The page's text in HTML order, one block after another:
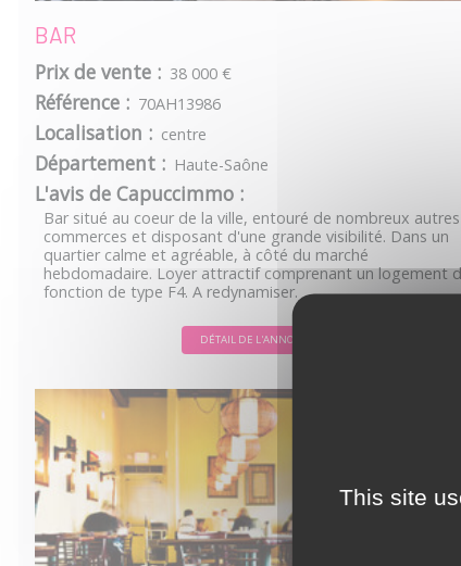
BAR
Prix de vente : 38 000 €
Référence : 70AH13986
Localisation : centre
Département : Haute-Saône
L'avis de Capuccimmo :
Bar situé au coeur de la ville, entouré de nombreux autres
commerces et disposant d'une grande visibilité. Dans un
quartier calme et agréable, à côté du marché
hebdomadaire. Loyer attractif comprenant un logement
fonction de type F4. A redynamiser.
DÉTAIL DE L'ANNONCE
This site